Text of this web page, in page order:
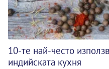
10-те най-често
индийската кухня